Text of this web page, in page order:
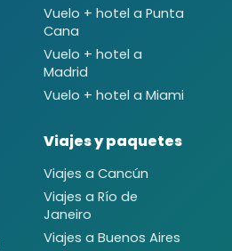
Vuelo + hotel a Punta
Cana
Vuelo + hotel a
Madrid
Vuelo + hotel a Miami
Viajes y paquetes
Viajes a Cancún
Viajes a Río de
Janeiro
Viajes a Buenos Aires